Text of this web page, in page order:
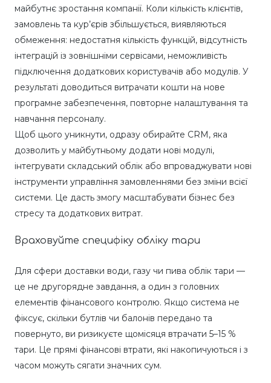
майбутнє зростання компанії. Коли кількість клієнтів,
замовлень та кур’єрів збільшується, виявляються
обмеження: недостатня кількість функцій, відсутність
інтеграцій із зовнішніми сервісами, неможливість
підключення додаткових користувачів або модулів. У
результаті доводиться витрачати кошти на нове
програмне забезпечення, повторне налаштування та
навчання персоналу.
Щоб цього уникнути, одразу обирайте CRM, яка
дозволить у майбутньому додати нові модулі,
інтегрувати складський облік або впроваджувати нові
інструменти управління замовленнями без зміни всієї
системи. Це дасть змогу масштабувати бізнес без
стресу та додаткових витрат.
Враховуйте специфіку обліку тари
Для сфери доставки води, газу чи пива облік тари —
це не другорядне завдання, а один з головних
елементів фінансового контролю. Якщо система не
фіксує, скільки бутлів чи балонів передано та
повернуто, ви ризикуєте щомісяця втрачати 5–15 %
тари. Це прямі фінансові втрати, які накопичуються і з
часом можуть сягати значних сум.